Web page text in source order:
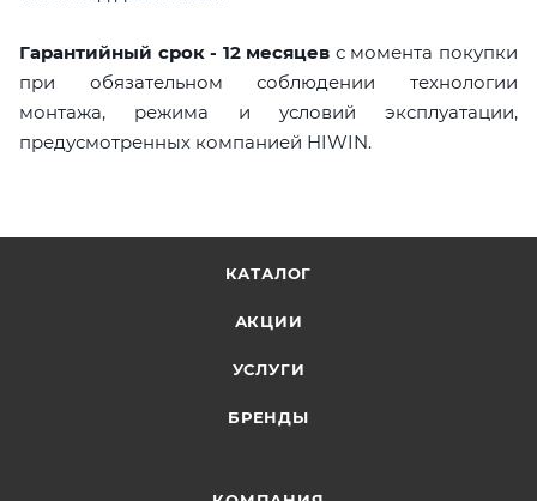
Гарантийный срок - 12 месяцев с момента покупки
при обязательном соблюдении технологии
монтажа, режима и условий эксплуатации,
предусмотренных компанией HIWIN.
КАТАЛОГ
АКЦИИ
УСЛУГИ
БРЕНДЫ